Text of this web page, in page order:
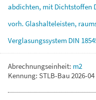
abdichten, mit Dichtstoffen
vorh. Glashalteleisten,
Verglasungssystem DIN
Abrechnungseinheit: m2
Kennung: STLB-Bau 2026-04